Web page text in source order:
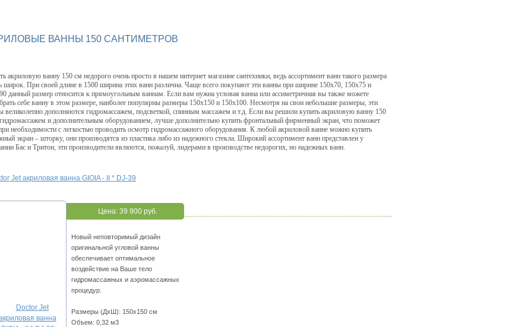
ВАННЫ 150 САНТИМЕТРОВ
акриловую ванну 150 см недорого очень просто в нашем интернет магазине сантехники, ведь ассортимент ванн такого размера
широк. При своей длине в 1500 ширина этих ванн различна. Чаще всего покупают эти ванны при ширине 150х70, 150х75 и
данный размер относится к прямоугольным ваннам. Если вам нужна угловая ванна или ассиметричная вы также можете
себе ванну в этом размере, наиболее популярны размеры 150х150 и 150х100. Несмотря на свои небольшие размеры, эти
великолепно дополняются гидромассажем, подсветкой, спинным массажем и т.д. Если вы решили купить акриловую ванну 150
и дополнительным оборудованием, лучше дополнительно купить фронтальный фирменный экран, что поможет
необходимости с легкостью проводить осмотр гидромассажного оборудования. К любой акриловой ванне можно купить
экран – шторку, они производятся из пластика либо из надежного стекла. Широкий ассортимент ванн представлен у
Бас и Тритон, эти производители являются, пожалуй, лидерами в производстве недорогих, но надежных ванн.
Jet акриловая ванна GIOIA - II * DJ-39
Цена: 39 900 руб.
Новый неповторимый дизайн
оригинальной угловой ванны
обеспечивает оптимальное
воздействие на Ваше тело
гидромассажных и аэромассажных
процедур.
Размеры (ДхШ): 150х150 см
Объем: 0,32 м3